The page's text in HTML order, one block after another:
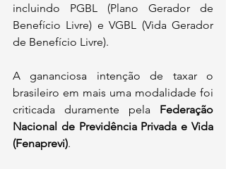
incluindo PGBL (Plano Gerador de
Benefício Livre) e VGBL (Vida Gerador
de Benefício Livre).
A gananciosa intenção de taxar o
brasileiro em mais uma modalidade foi
criticada duramente pela Federação
Nacional de Previdência Privada e Vida
(Fenaprevi).